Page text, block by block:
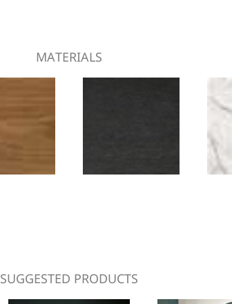
MATERIALS
SUGGESTED PRODUCTS